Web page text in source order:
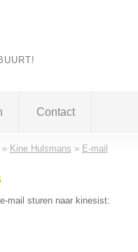
Contact
Kine Hulsmans » E-mail
mail sturen naar kinesist: